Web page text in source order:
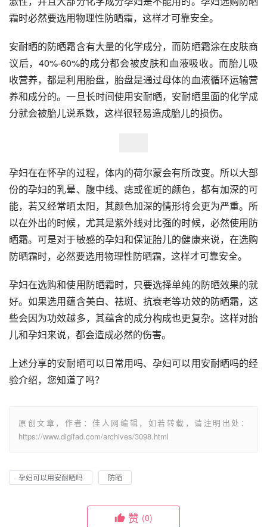
霜时必然要选用物理性防晒霜，这样才可靠安全。
安耐晒的防晒霜含有大量的化学成分，而防晒霜涂在皮肤商
议后，40%-60%的成分都会被皮肤和血液吸收。而胎儿吸
收营养，都是利用胎盘，胎盘是通过母体的血液循环运输营
养和成分的。一旦长时间使用安耐晒，安耐晒里面的化学成
分就会被胎儿说系数，这样很轻易造成胎儿的损伤。
孕妇在在怀孕的过程，体内的荷尔蒙会有所改变。所以大部
份的孕妇的乳晕、腹中线、痣或雀斑的颜色，都有加深的可
能，若又经常晒太阳，其颜色加深的情形将会更为严重。所
以在外出的时候，尤其是紫外线对比强的时候，必然使用防
晒霜。可是对于敏感的孕妇和保证胎儿的健康来说，在选购
防晒霜时，必然要选用物理性防晒霜，这样才可靠安全。
孕妇在选购和使用防晒霜时，只要选择单纯的防晒效果的就
好。如果选用蕴含美白、祛斑、抗衰老等功效的防晒霜，这
些会因为功效越多，其蕴含的成分构成也更复杂。这样对胎
儿和孕妇来说，都会造成必然的伤害。
上述分享的安耐晒可以日常用吗、孕妇可以用安耐晒吗的经
验介绍，您知道了吗？
原创文章，作者：佳人网编辑，如若转载，请注明出处：
https://www.digifad.com/archives/3098.html
孕妇可以用安耐晒吗 防晒
赞 (0)